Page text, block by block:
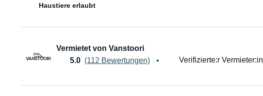
Haustiere erlaubt
Vermietet von Vanstoori
5.0 (112 Bewertungen) Verifizierte:r Vermieter:in